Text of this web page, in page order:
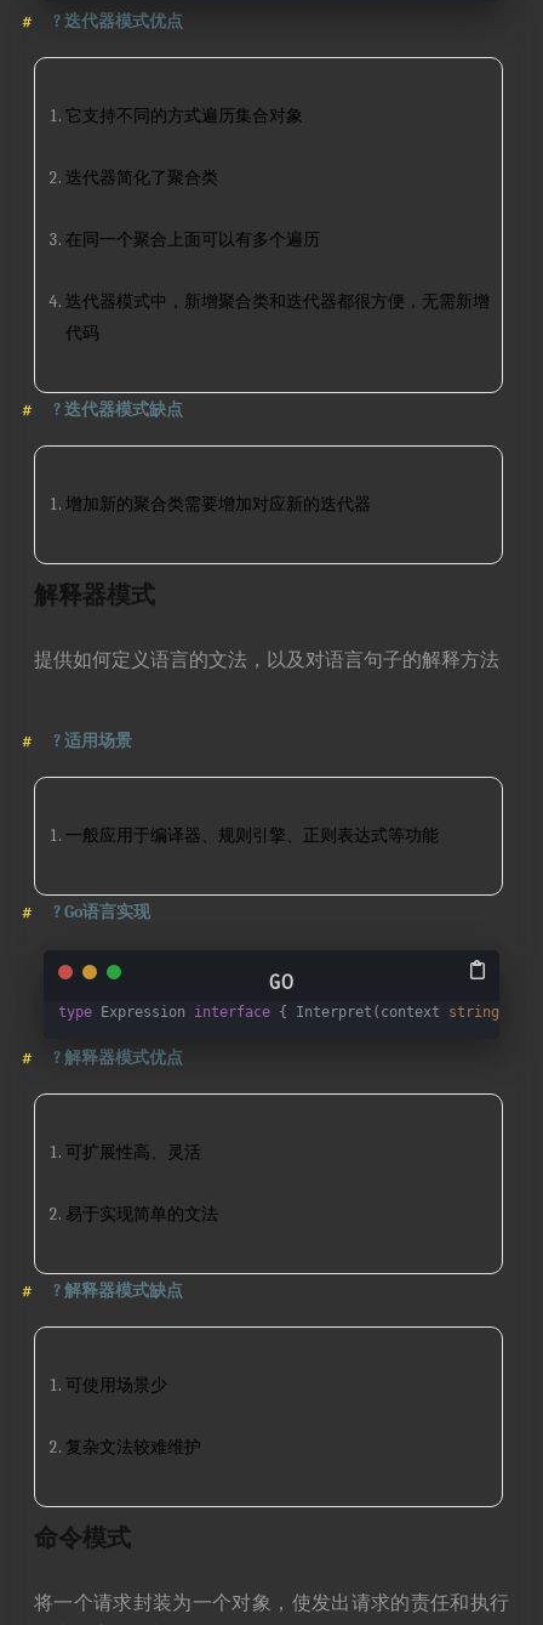
?迭代器模式优点
它支持不同的方式遍历集合对象
迭代器简化了聚合类
在同一个聚合上面可以有多个遍历
迭代器模式中，新增聚合类和迭代器都很方便，无需新增
代码
?迭代器模式缺点
增加新的聚合类需要增加对应新的迭代器
解释器模式
提供如何定义语言的文法，以及对语言句子的解释方法
?适用场景
一般应用于编译器、规则引擎、正则表达式等功能
?Go语言实现
type Expression interface { Interpret(context string
?解释器模式优点
可扩展性高、灵活
易于实现简单的文法
?解释器模式缺点
可使用场景少
复杂文法较难维护
命令模式
将一个请求封装为一个对象，使发出请求的责任和执行